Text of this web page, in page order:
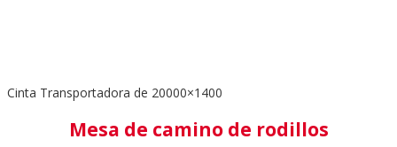
Cinta Transportadora de 20000×1400
Mesa de camino de rodillos